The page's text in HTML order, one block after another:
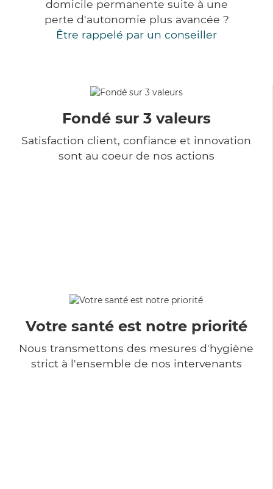
domicile permanente suite à une
perte d'autonomie plus avancée ?
Être rappelé par un conseiller
Fondé sur 3 valeurs
Satisfaction client, confiance et innovation
sont au coeur de nos actions
Votre santé est notre priorité
Nous transmettons des mesures d'hygiène
strict à l'ensemble de nos intervenants